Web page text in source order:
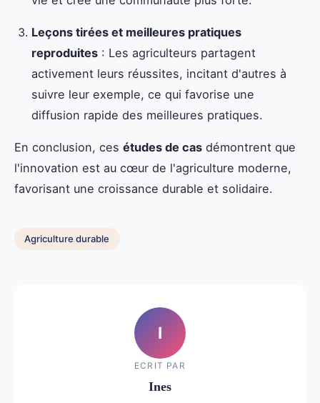
Leçons tirées et meilleures pratiques
reproduites : Les agriculteurs partagent
activement leurs réussites, incitant d'autres à
suivre leur exemple, ce qui favorise une
diffusion rapide des meilleures pratiques.
En conclusion, ces études de cas démontrent que
l'innovation est au cœur de l'agriculture moderne,
favorisant une croissance durable et solidaire.
Agriculture durable
I
ECRIT PAR
Ines